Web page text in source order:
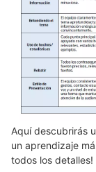
Aquí descubrirás
un aprendizaje
todos los detalles!